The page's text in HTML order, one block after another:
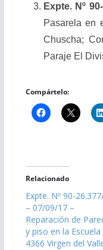
Expte. Nº
Pasarela en
Chuscha;
Paraje El
Compártelo:
Relacionado
Expte. Nº 90-
– 07/09/17 –
Reparación de
y piso en la Escuela
4366 Virgen del